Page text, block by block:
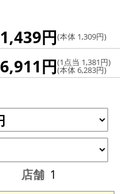
1,439円(本体 1,309円)
6,911円(1点当 1,381円)
(本体 6,283円)
店舗 1